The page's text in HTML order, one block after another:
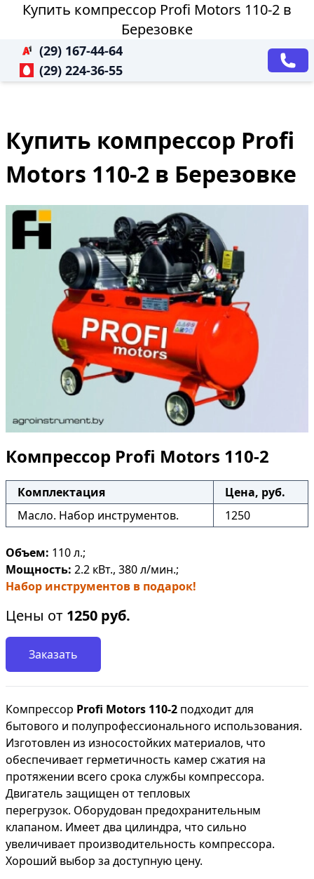
Купить компрессор Profi Motors 110-2 в
Березовке
(29) 167-44-64
(29) 224-36-55
Купить компрессор Profi
Motors 110-2 в Березовке
Компрессор Profi Motors 110-2
Комплектация
Цена, руб.
Масло. Набор инструментов.
1250
Объем: 110 л.;
Мощность: 2.2 кВт., 380 л/мин.;
Набор инструментов в подарок!
Цены от 1250 руб.
Заказать
Компрессор Profi Motors 110-2 подходит для
бытового и полупрофессионального использования.
Изготовлен из износостойких материалов, что
обеспечивает герметичность камер сжатия на
протяжении всего срока службы компрессора.
Двигатель защищен от тепловых
перегрузок. Оборудован предохранительным
клапаном. Имеет два цилиндра, что сильно
увеличивает производительность компрессора.
Хороший выбор за доступную цену.